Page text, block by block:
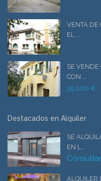
VENTA DE
EL ...
SE VENDE
CON ...
35.000 €
Destacados en Alquiler
SE
EN L...
Consultar
ALQUILER